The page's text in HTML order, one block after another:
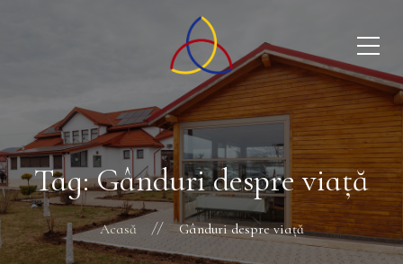
Tag: Gânduri despre viață
Acasă Gânduri despre viață